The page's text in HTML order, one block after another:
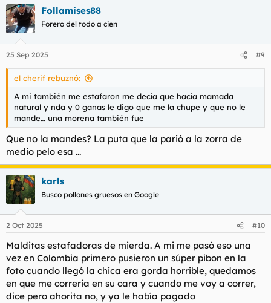
que me los ingresaran de nuevo (eso si me dio 17 la jodía).
Otra vez que fui la chica haciendome un francés que parecía
que la estaba matando, todo el rato mirandome como si fuera
un maltratador.... Me tuve que levantar el pantalón y marchar
sin correrme.
Esque una tras otra, les he dejado ahí como 350 euros, les he
dado mil oportunidades. Solo cumplió bien una chica que ya
no trabaja allá. Todas las demás pésimo. Y la casera una
maleducada, que se mete para "mediar" y es una grosera no sé
que coño pinta.
c
c
i
e
s
Follamises88
Forero del todo a cien
25 Sep 2025 #9
el cherif rebuznó:
A mi también me estafaron me decía que hacía mamada
natural y nda y 0 ganas le digo que me la chupe y que no le
mande… una morena también fue
Que no la mandes? La puta que la parió a la zorra de
medio pelo esa ...
karls
Busco pollones gruesos en Google
2 Oct 2025 #10
Malditas estafadoras de mierda. A mi me pasó eso una
vez en Colombia primero pusieron un súper pibon en la
foto cuando llegó la chica era gorda horrible, quedamos
en que me correria en su cara y cuando me voy a correr,
dice pero ahorita no, y ya le había pagado